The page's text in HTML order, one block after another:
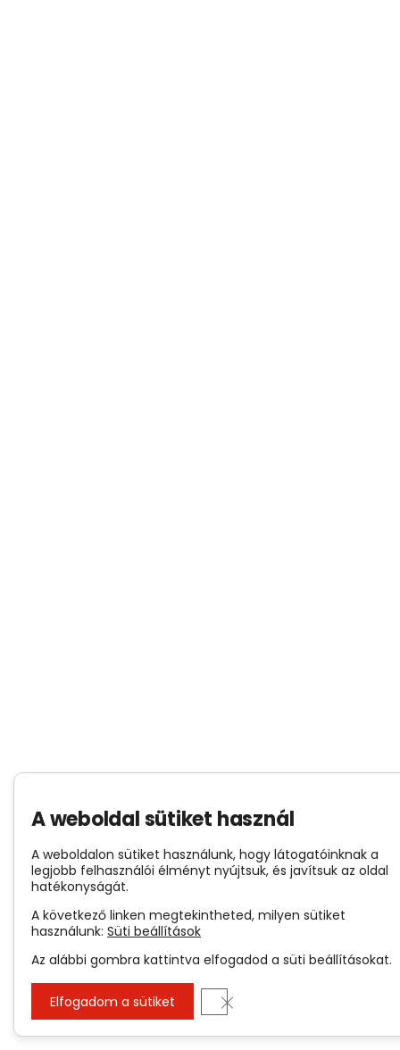
A weboldal sütiket használ
A weboldalon sütiket használunk, hogy látogatóinknak a
legjobb felhasználói élményt nyújtsuk, és javítsuk az oldal
hatékonyságát.
A következő linken megtekintheted, milyen sütiket
használunk: Süti beállítások
Az alábbi gombra kattintva elfogadod a süti beállításokat.
Elfogadom a sütiket Close GDPR Cookie Banner